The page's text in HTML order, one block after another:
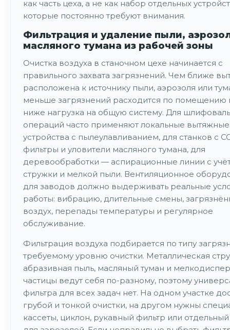
как часть цеха, а не как набор отдельных
которые постоянно требуют внимания.
Фильтрация и удаление пыли,
масляного тумана из рабочей зоны
Очистка воздуха в станочном цехе начинается с
правильного захвата загрязнений. Чем ближе
расположена к источнику пыли, аэрозоля или
меньше загрязнений расходится по помещению
ниже нагрузка на общую систему. Для
операций часто применяют локальные вытяжные
устройства с пылеулавливанием, для станков с
фильтры и уловители масляного тумана, для
деревообработки — аспирационные линии с
стружки и мелкой пыли. Вентиляционное
для заводов должно выдерживать реальные
работы: вибрацию, длительные смены,
воздух, перепады температуры и регулярное
обслуживание.
Фильтрация воздуха подбирается по типу
требуемому уровню очистки. Металлическая
абразивная пыль, масляный туман и
частицы ведут себя по-разному, поэтому
фильтра для всех задач нет. На одном участке
грубой и тонкой очистки, на другом нужны
кассеты, циклон, рукавный фильтр или